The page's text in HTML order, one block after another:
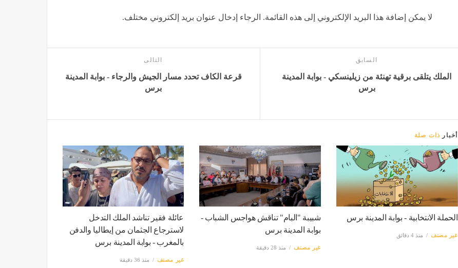
لا يمكن إضافة هذا البريد الإلكتروني إلى هذه القائمة. الرجاء إدخال عنوان بريد إلكتروني مختلف.
السابق
الملك يتلقى برقية تهنئة من زيلينسكي - بوابة المدينة
برس
التالى
قرعة الكاف تحدد مسار الجيش والرجاء - بوابة المدينة
برس
أخبار ذات صلة
الحملة الانتخابية - بوابة المدينة برس
غير مصنف منذ 4 دقائق
شبيبة "البام" تناقش هواجس الشباب -
بوابة المدينة برس
غير مصنف منذ 28 دقيقة
عائلة فقير تناشد الملك التدخل
لاسترجاع الجثمان من إيطاليا والدفن
بالمغرب - بوابة المدينة برس
غير مصنف منذ 36 دقيقة